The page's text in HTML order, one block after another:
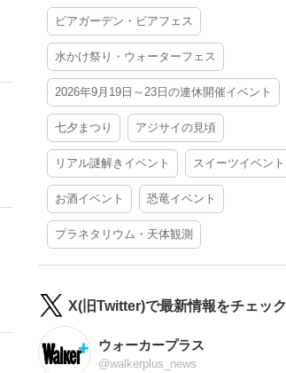
ビアガーデン・ビアフェス
水かけ祭り・ウォーターフェス
2026年9月19日～23日の連休開催イベント
七夕まつり アジサイの見頃
リアル謎解きイベント スイーツイベント
お酒イベント 恐竜イベント
プラネタリウム・天体観測
X(旧Twitter)で最新情報をチェック
ウォーカープラス
@walkerplus_news